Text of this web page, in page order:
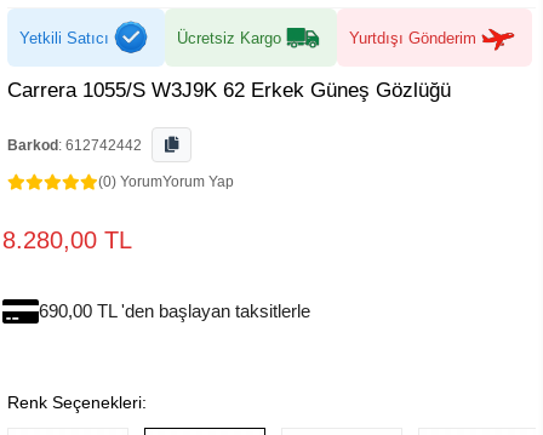
Yetkili Satıcı Ücretsiz Kargo Yurtdışı Gönderim
Carrera 1055/S W3J9K 62 Erkek Güneş Gözlüğü
Barkod : 612742442
(0) YorumYorum Yap
8.280,00 TL
690,00 TL 'den başlayan taksitlerle
Renk Seçenekleri: